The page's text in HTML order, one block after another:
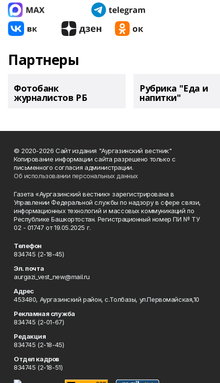
Партнеры
Фотобанк
журналистов РБ
Рубрика "Еда и
напитки"
© 2020-2026 Сайт издания "Аургазинский вестник"
Копирование информации сайта разрешено только с
письменного согласия администрации.
Об использовании персональных данных
Газета «Аургазинский вестник» зарегистрирована в
Управлении Федеральной службы по надзору в сфере связи,
информационных технологий и массовых коммуникаций по
Республике Башкортостан. Регистрационный номер ПИ № ТУ
02 - 01747 от 19.05.2025 г.
Телефон
834745 (2-18-45)
Эл. почта
aurgazi_vest_new@mail.ru
Адрес
453480, Аургазинский район, с.Толбазы, ул.Первомайская,10
Рекламная служба
834745 (2-01-67)
Редакция
834745 (2-18-45)
Отдел кадров
834745 (2-18-51)